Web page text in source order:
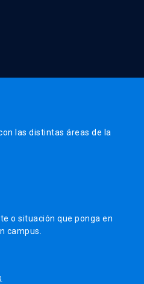
las distintas áreas de la
o situación que ponga en
campus.